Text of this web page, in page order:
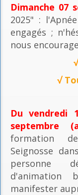
Dimanche 07
2025" :
engagés ;
nous
√
√
Du vendredi
septembre
formation
Seignosse
personne
d'animation
manifester